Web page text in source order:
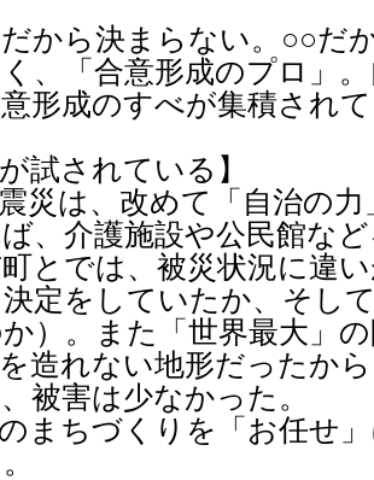
だから決まらない。○○だ
、「合意形成のプロ」
形成のすべが集積され
試されている】
災は、改めて「自治の
、介護施設や公民館な
とでは、被災状況に違
定をしていたか、そし
）。また「世界最大」
造れない地形だったか
被害は少なかった。
まちづくりを「お任せ